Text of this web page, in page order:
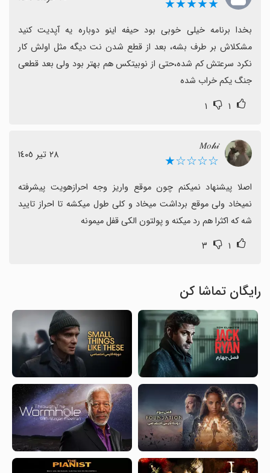
★★★★★
جنگ یکم خراب شده
۱ ۱
𝑀𝑜𝒽𝒾
☆☆☆☆★ ٢٨ تیر ١٤٠٥
شه که اکثرا هم رد میکنه و پولتون الکی قفل میمونه
۱ ۳
رایگان تماشا کن